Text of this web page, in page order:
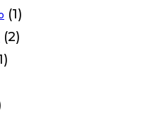
(1)
(2)